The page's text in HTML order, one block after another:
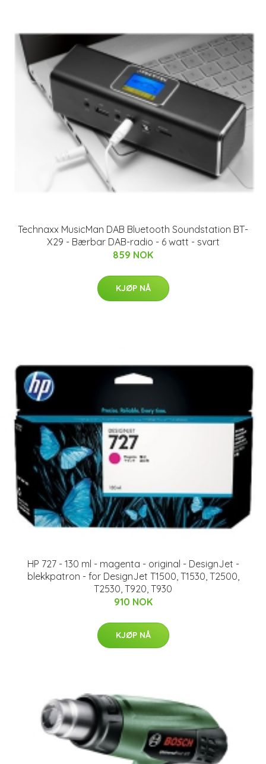
Technaxx MusicMan DAB Bluetooth Soundstation BT-
X29 - Bærbar DAB-radio - 6 watt - svart
859 NOK
KJØP NÅ
HP 727 - 130 ml - magenta - original - DesignJet -
blekkpatron - for DesignJet T1500, T1530, T2500,
T2530, T920, T930
910 NOK
KJØP NÅ